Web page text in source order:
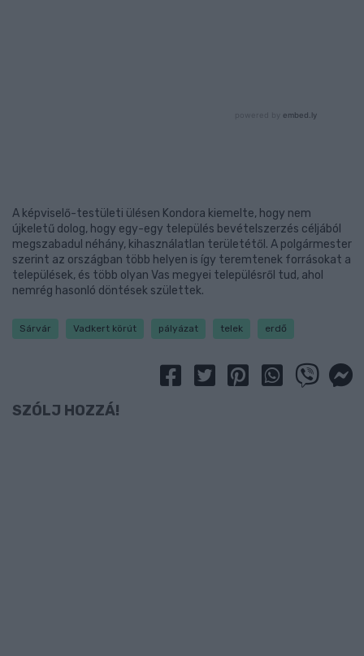
A képviselő-testületi ülésen Kondora kiemelte, hogy nem
újkeletű dolog, hogy egy-egy település bevételszerzés céljából
megszabadul néhány, kihasználatlan területétől. A polgármester
szerint az országban több helyen is így teremtenek forrásokat a
települések, és több olyan Vas megyei településről tud, ahol
nemrég hasonló döntések születtek.
Sárvár Vadkert körút pályázat telek erdő
SZÓLJ HOZZÁ!